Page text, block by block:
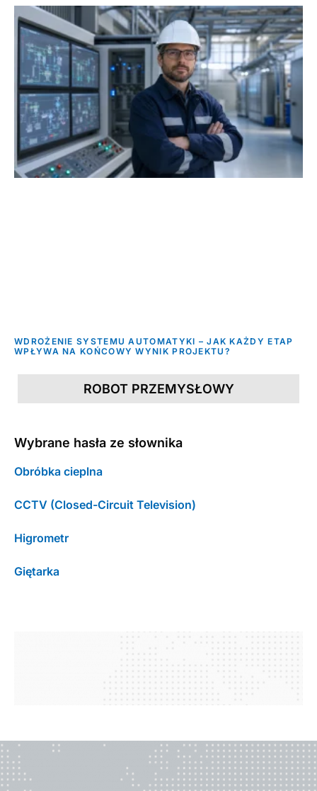
WDROŻENIE SYSTEMU AUTOMATYKI – JAK KAŻDY ETAP
WPŁYWA NA KOŃCOWY WYNIK PROJEKTU?
ROBOT PRZEMYSŁOWY
Wybrane hasła ze słownika
Obróbka cieplna
CCTV (Closed-Circuit Television)
Higrometr
Giętarka